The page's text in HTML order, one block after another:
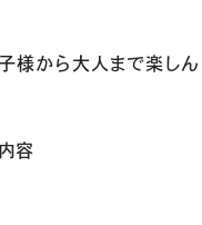
様から大人まで楽し
容